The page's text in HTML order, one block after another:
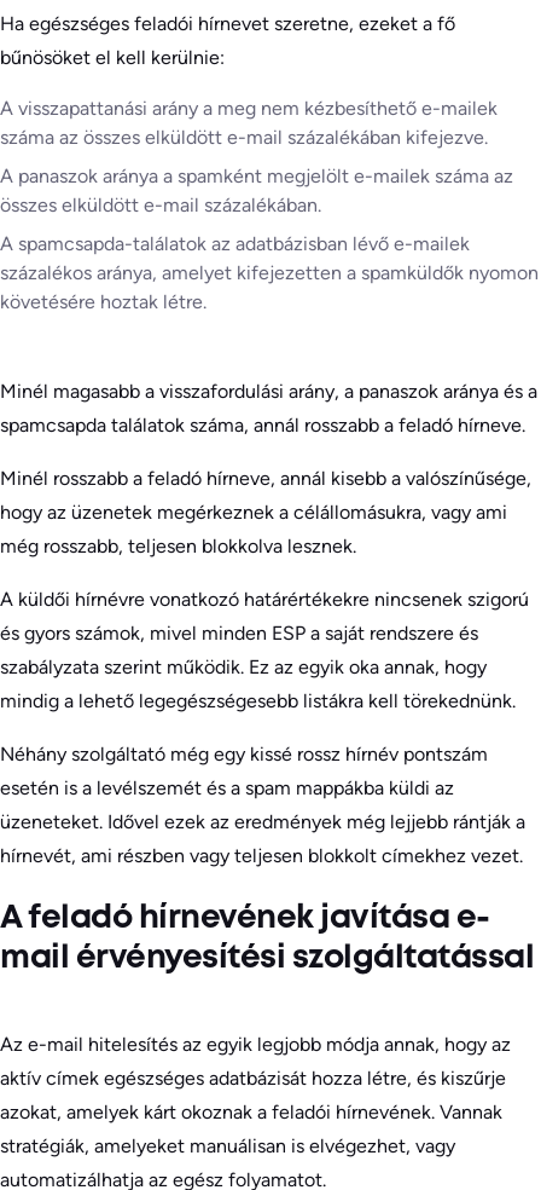
Ha egészséges feladói hírnevet szeretne, ezeket a fő
bűnösöket el kell kerülnie:
A visszapattanási arány a meg nem kézbesíthető e-mailek
száma az összes elküldött e-mail százalékában kifejezve.
A panaszok aránya a spamként megjelölt e-mailek száma az
összes elküldött e-mail százalékában.
A spamcsapda-találatok az adatbázisban lévő e-mailek
százalékos aránya, amelyet kifejezetten a spamküldők nyomon
követésére hoztak létre.
Minél magasabb a visszafordulási arány, a panaszok aránya és a
spamcsapda találatok száma, annál rosszabb a feladó hírneve.
Minél rosszabb a feladó hírneve, annál kisebb a valószínűsége,
hogy az üzenetek megérkeznek a célállomásukra, vagy ami
még rosszabb, teljesen blokkolva lesznek.
A küldői hírnévre vonatkozó határértékekre nincsenek szigorú
és gyors számok, mivel minden ESP a saját rendszere és
szabályzata szerint működik. Ez az egyik oka annak, hogy
mindig a lehető legegészségesebb listákra kell törekednünk.
Néhány szolgáltató még egy kissé rossz hírnév pontszám
esetén is a levélszemét és a spam mappákba küldi az
üzeneteket. Idővel ezek az eredmények még lejjebb rántják a
hírnevét, ami részben vagy teljesen blokkolt címekhez vezet.
A feladó hírnevének javítása e-
mail érvényesítési szolgáltatással
Az e-mail hitelesítés az egyik legjobb módja annak, hogy az
aktív címek egészséges adatbázisát hozza létre, és kiszűrje
azokat, amelyek kárt okoznak a feladói hírnevének. Vannak
stratégiák, amelyeket manuálisan is elvégezhet, vagy
automatizálhatja az egész folyamatot.